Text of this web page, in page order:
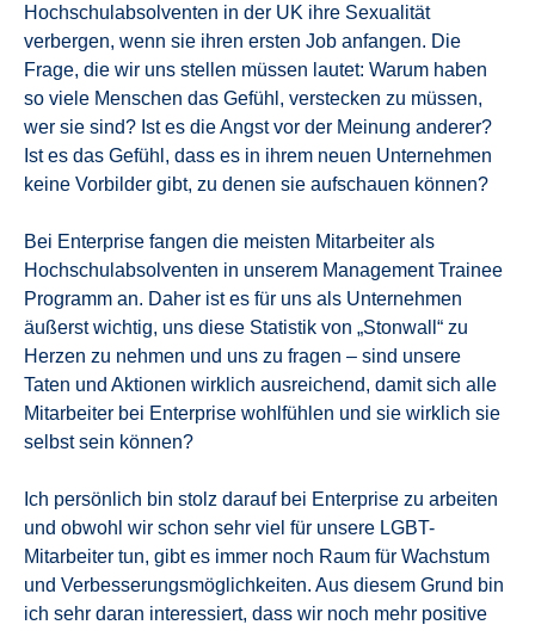
Hochschulabsolventen in der UK ihre Sexualität
verbergen, wenn sie ihren ersten Job anfangen. Die
Frage, die wir uns stellen müssen lautet: Warum haben
so viele Menschen das Gefühl, verstecken zu müssen,
wer sie sind? Ist es die Angst vor der Meinung anderer?
Ist es das Gefühl, dass es in ihrem neuen Unternehmen
keine Vorbilder gibt, zu denen sie aufschauen können?
Bei Enterprise fangen die meisten Mitarbeiter als
Hochschulabsolventen in unserem Management Trainee
Programm an. Daher ist es für uns als Unternehmen
äußerst wichtig, uns diese Statistik von „Stonwall“ zu
Herzen zu nehmen und uns zu fragen – sind unsere
Taten und Aktionen wirklich ausreichend, damit sich alle
Mitarbeiter bei Enterprise wohlfühlen und sie wirklich sie
selbst sein können?
Ich persönlich bin stolz darauf bei Enterprise zu arbeiten
und obwohl wir schon sehr viel für unsere LGBT-
Mitarbeiter tun, gibt es immer noch Raum für Wachstum
und Verbesserungsmöglichkeiten. Aus diesem Grund bin
ich sehr daran interessiert, dass wir noch mehr positive